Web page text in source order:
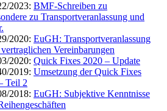
2023: BMF-​Schreiben zu
zu Transportveranlassung und
2020: EuGH: Transportveranlassung
Vereinbarungen
2020: Quick Fixes 2020 – Update
2019: Umsetzung der Quick Fixes
Teil 2
2018: EuGH: Subjektive Kenntnisse